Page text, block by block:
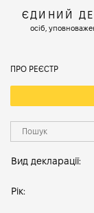
ЄДИНИЙ
осіб,
ПРО РЕЄСТР
Вид декларації:
Рік: